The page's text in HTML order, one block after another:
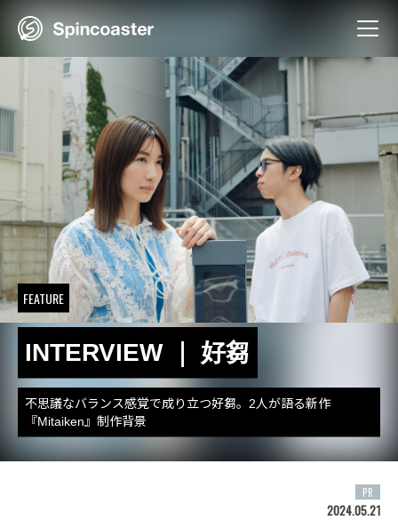
FEATURE
INTERVIEW ｜ 好芻
不思議なバランス感覚で成り立つ好芻。2人が語る新作
『Mitaiken』制作背景
PR
2024.05.21